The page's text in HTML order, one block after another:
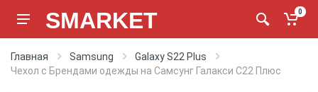
SMARKET 0
Главная Samsung
Galaxy S22 Plus
Чехол с Брендами одежды на Самсунг Галакси С22 Плюс